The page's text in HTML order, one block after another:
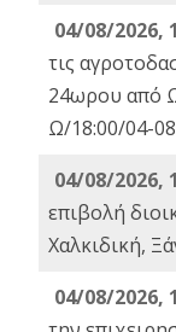
04/08/2026,
τις
24ωρου από
Ω/18:00/04-
04/08/2026,
επιβολή
Χαλκιδική,
04/08/2026,